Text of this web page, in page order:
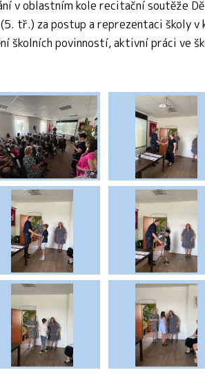
v oblastním kole recitační soutěže
(5. tř.) za postup a reprezentaci školy
školních povinností, aktivní práci ve